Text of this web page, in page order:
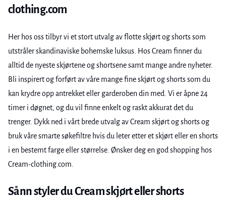
clothing.com
Her hos oss tilbyr vi et stort utvalg av flotte skjørt og shorts som
utstråler skandinaviske bohemske luksus. Hos Cream finner du
alltid de nyeste skjørtene og shortsene samt mange andre nyheter.
Bli inspirert og forført av våre mange fine skjørt og shorts som du
kan krydre opp antrekket eller garderoben din med. Vi er åpne 24
timer i døgnet, og du vil finne enkelt og raskt akkurat det du
trenger. Dykk ned i vårt brede utvalg av Cream skjørt og shorts og
bruk våre smarte søkefiltre hvis du leter etter et skjørt eller en shorts
i en bestemt farge eller størrelse. Ønsker deg en god shopping hos
Cream-clothing.com.
Sånn styler du Cream skjørt eller shorts